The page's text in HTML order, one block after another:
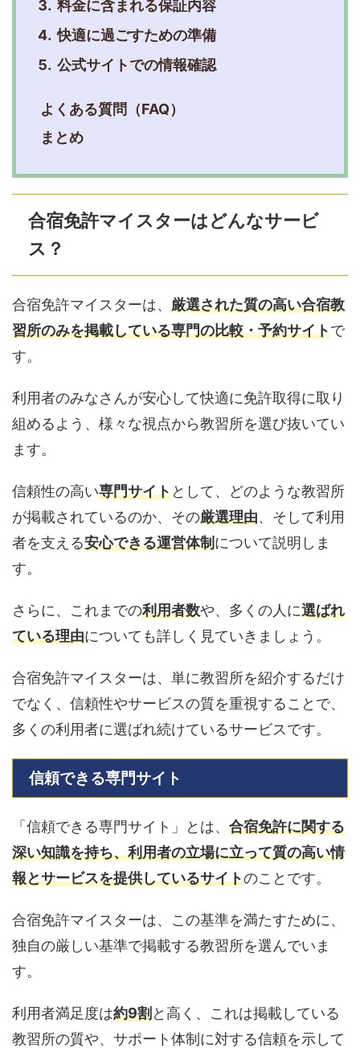
料金に含まれる保証内容
快適に過ごすための準備
公式サイトでの情報確認
よくある質問（FAQ）
まとめ
合宿免許マイスターはどんなサービ
ス？
合宿免許マイスターは、 厳選された質の高い合宿教
習所のみを掲載している専門の比較・予約サイトで
す。
利用者のみなさんが安心して快適に免許取得に取り
組めるよう、様々な視点から教習所を選び抜いてい
ます。
信頼性の高い専門サイトとして、どのような教習所
が掲載されているのか、その厳選理由、そして利用
者を支える安心できる運営体制について説明しま
す。
さらに、これまでの利用者数や、多くの人に選ばれ
ている理由についても詳しく見ていきましょう。
合宿免許マイスターは、単に教習所を紹介するだけ
でなく、信頼性やサービスの質を重視することで、
多くの利用者に選ばれ続けているサービスです。
信頼できる専門サイト
「信頼できる専門サイト」とは、 合宿免許に関する
深い知識を持ち、利用者の立場に立って質の高い情
報とサービスを提供しているサイトのことです。
合宿免許マイスターは、この基準を満たすために、
独自の厳しい基準で掲載する教習所を選んでいま
す。
利用者満足度は約9割 と高く、これは掲載している
教習所の質や、サポート体制に対する信頼を示して